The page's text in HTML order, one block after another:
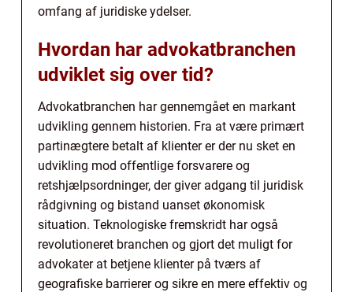
omfang af juridiske ydelser.
Hvordan har advokatbranchen
udviklet sig over tid?
Advokatbranchen har gennemgået en markant
udvikling gennem historien. Fra at være primært
partinægtere betalt af klienter er der nu sket en
udvikling mod offentlige forsvarere og
retshjælpsordninger, der giver adgang til juridisk
rådgivning og bistand uanset økonomisk
situation. Teknologiske fremskridt har også
revolutioneret branchen og gjort det muligt for
advokater at betjene klienter på tværs af
geografiske barrierer og sikre en mere effektiv og